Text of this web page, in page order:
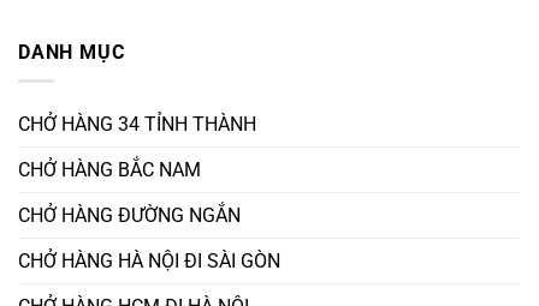
Phòng
vào
Chở
Hàng
Nội
Vận
Bắc
Nam
luận
ở
Hàng
Miền
2-
3
-
Việt
DANH MỤC
CHỞ HÀNG 34 TỈNH THÀNH
CHỞ HÀNG BẮC NAM
CHỞ HÀNG ĐƯỜNG NGẮN
CHỞ HÀNG HÀ NỘI ĐI SÀI GÒN